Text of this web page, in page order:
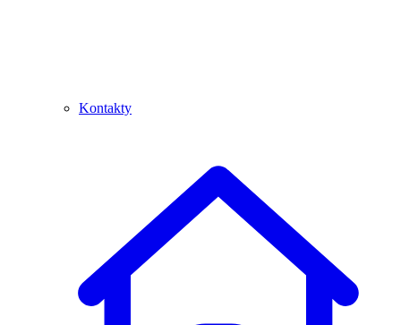
Kontakty